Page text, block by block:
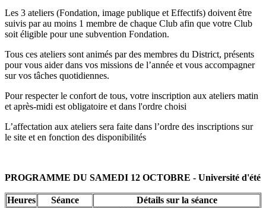
Les 3 ateliers (Fondation, image publique et Effectifs) doivent être
suivis par au moins 1 membre de chaque Club afin que votre Club
soit éligible pour une subvention Fondation.
Tous ces ateliers sont animés par des membres du District, présents
pour vous aider dans vos missions de l’année et vous accompagner
sur vos tâches quotidiennes.
Pour respecter le confort de tous, votre inscription aux ateliers matin
et après-midi est obligatoire et dans l'ordre choisi
L’affectation aux ateliers sera faite dans l’ordre des inscriptions sur
le site et en fonction des disponibilités
PROGRAMME DU SAMEDI 12 OCTOBRE - Université d'été
Heures Séance
Détails sur la séance